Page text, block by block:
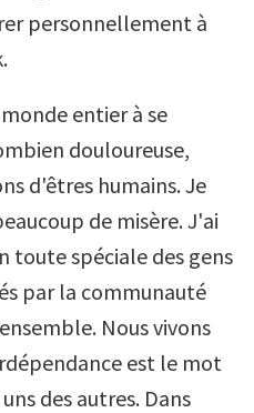
personnellement à
entier à se
douloureuse,
d'êtres humains. Je
de misère. J'ai
toute spéciale des gens
par la communauté
Nous vivons
est le mot
des autres. Dans